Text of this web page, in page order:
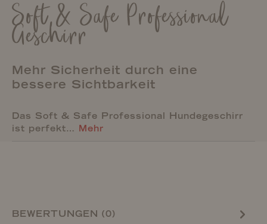
Soft & Safe Professional
Geschirr
Mehr Sicherheit durch eine
bessere Sichtbarkeit
Das Soft & Safe Professional Hundegeschirr
ist perfekt… Mehr
BEWERTUNGEN (0)